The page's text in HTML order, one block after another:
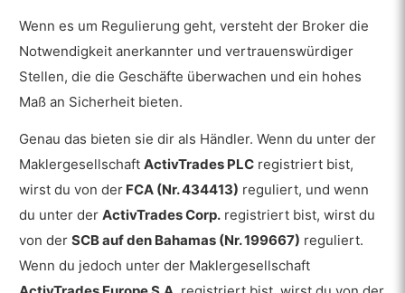
Wenn es um Regulierung geht, versteht der Broker die
Notwendigkeit anerkannter und vertrauenswürdiger
Stellen, die die Geschäfte überwachen und ein hohes
Maß an Sicherheit bieten.
Genau das bieten sie dir als Händler. Wenn du unter der
MaklergesellschaftActivTrades PLC registriert bist,
wirst du von der FCA (Nr. 434413) reguliert, und wenn
du unter derActivTrades Corp. registriert bist, wirst du
von derSCB auf den Bahamas (Nr. 199667) reguliert.
Wenn du jedoch unter der Maklergesellschaft